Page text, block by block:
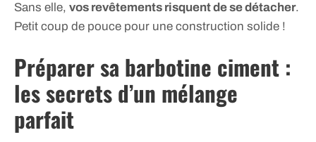
Sans elle, vos revêtements risquent de se détacher.
Petit coup de pouce pour une construction solide !
Préparer sa barbotine ciment :
les secrets d’un mélange
parfait